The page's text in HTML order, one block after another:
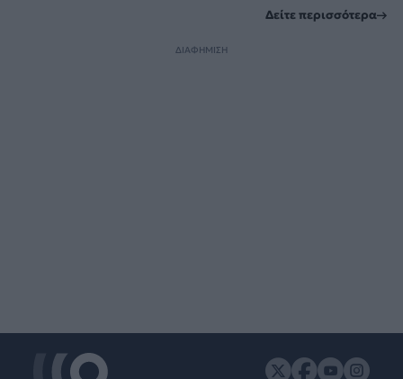
Δείτε περισσότερα
ΔΙΑΦΗΜΙΣΗ